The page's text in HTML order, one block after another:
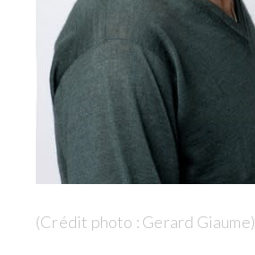
(Crédit photo : Gerard Giaume)